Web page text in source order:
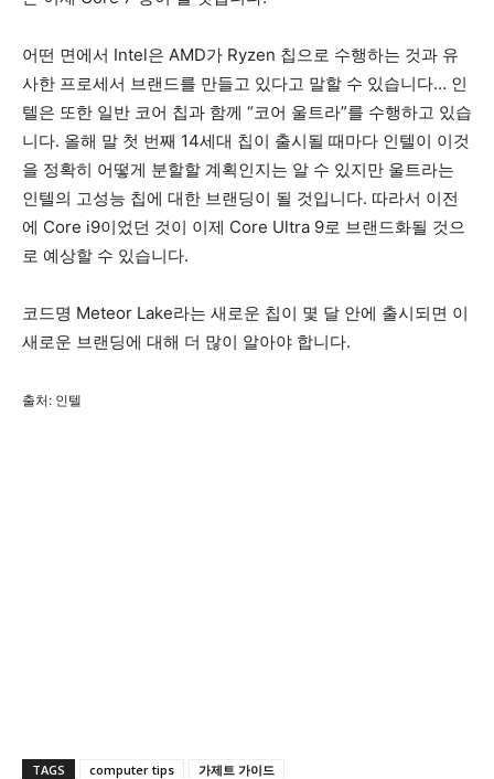
어떤 면에서 Intel은 AMD가 Ryzen 칩으로 수행하는 것과 유
사한 프로세서 브랜드를 만들고 있다고 말할 수 있습니다… 인
텔은 또한 일반 코어 칩과 함께 “코어 울트라”를 수행하고 있습
니다. 올해 말 첫 번째 14세대 칩이 출시될 때마다 인텔이 이것
을 정확히 어떻게 분할할 계획인지는 알 수 있지만 울트라는
인텔의 고성능 칩에 대한 브랜딩이 될 것입니다. 따라서 이전
에 Core i9이었던 것이 이제 Core Ultra 9로 브랜드화될 것으
로 예상할 수 있습니다.
코드명 Meteor Lake라는 새로운 칩이 몇 달 안에 출시되면 이
새로운 브랜딩에 대해 더 많이 알아야 합니다.
출처: 인텔
TAGS computer tips 가제트 가이드